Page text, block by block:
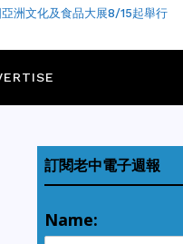
字號「金麥月餅」飄香迎中秋
訂閱老中電子週報
Name: